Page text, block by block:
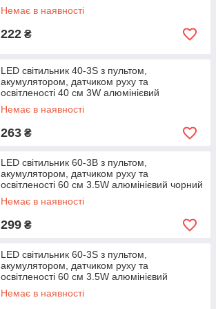
Немає в наявності
222 ₴
LED світильник 40-3S з пультом,
акумулятором, датчиком руху та
освітленості 40 см 3W алюмінієвий
сріблястий
Немає в наявності
263 ₴
LED світильник 60-3B з пультом,
акумулятором, датчиком руху та
освітленості 60 см 3.5W алюмінієвий чорний
Немає в наявності
299 ₴
LED світильник 60-3S з пультом,
акумулятором, датчиком руху та
освітленості 60 см 3.5W алюмінієвий
сріблястий
Немає в наявності